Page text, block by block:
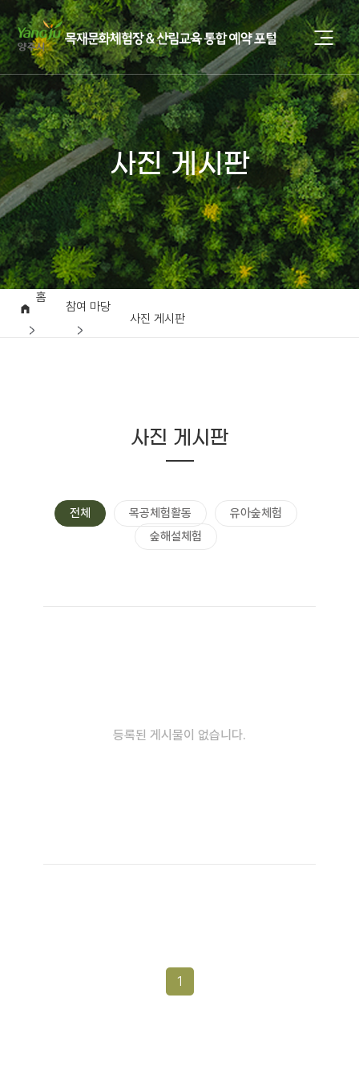
사진 게시판
홈
참여 마당
사진 게시판
사진 게시판
전체 목공체험활동
유아숲체험
숲해설체험
등록된 게시물이 없습니다.
1